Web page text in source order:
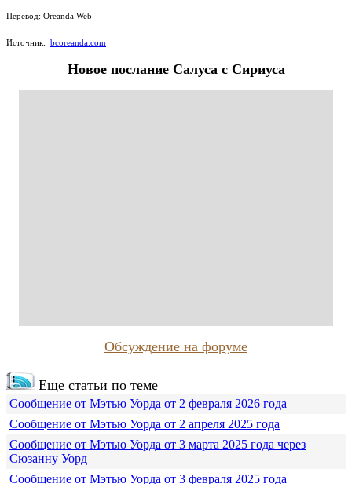
Перевод: Oreanda Web
Источник: bcoreanda.com
Новое послание Салуса с Сириуса
Обсуждение на форуме
Еще статьи по теме
Сообщение от Мэтью Уорда от 2 февраля 2026 года
Сообщение от Мэтью Уорда от 2 апреля 2025 года
Сообщение от Мэтью Уорда от 3 марта 2025 года через
Сюзанну Уорд
Сообщение от Мэтью Уорда от 3 февраля 2025 года